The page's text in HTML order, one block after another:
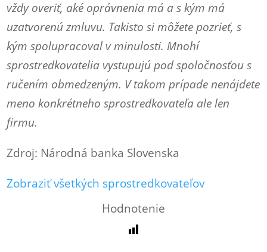
vždy overiť, aké oprávnenia má a s kým má
uzatvorenú zmluvu. Takisto si môžete pozrieť, s
kým spolupracoval v minulosti. Mnohí
sprostredkovatelia vystupujú pod spoločnosťou s
ručením obmedzeným. V takom prípade nenájdete
meno konkrétneho sprostredkovateľa ale len
firmu.
Zdroj: Národná banka Slovenska
Zobraziť všetkých sprostredkovateľov
Hodnotenie